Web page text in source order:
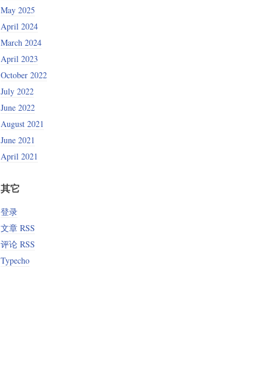
May 2025
April 2024
March 2024
April 2023
October 2022
July 2022
June 2022
August 2021
June 2021
April 2021
其它
登录
文章 RSS
评论 RSS
Typecho